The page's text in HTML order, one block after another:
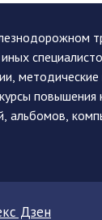
иных
альбомов,
Дзен